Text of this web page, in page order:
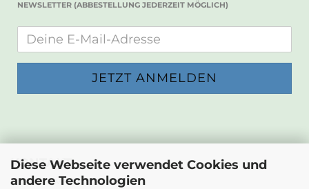
Diese Webseite verwendet Cookies und
andere Technologien
NEWSLETTER (ABBESTELLUNG JEDERZEIT MÖGLICH)
KONTAKT
Die Papierwerkstatt